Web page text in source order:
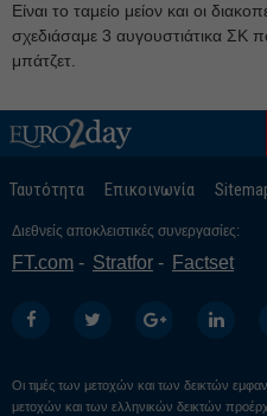
Φεβρουάριος 25
Ιανουάριος 25
Νοέμβριος 24
Αύγουστος 24
Ιούνιος 24
Απρίλιος 24
Είναι το ταμείο μείον και οι
σχεδιάσαμε 3 αυγουστιάτικα ΣΚ
μπάτζετ.
Ταυτότητα Επικοινωνία
Διεθνείς αποκλειστικές συνεργασίες:
FT.com Stratfor Factset
Οι τιμές των μετοχών και των δεικτών
μετοχών και των ελληνικών δεικτών